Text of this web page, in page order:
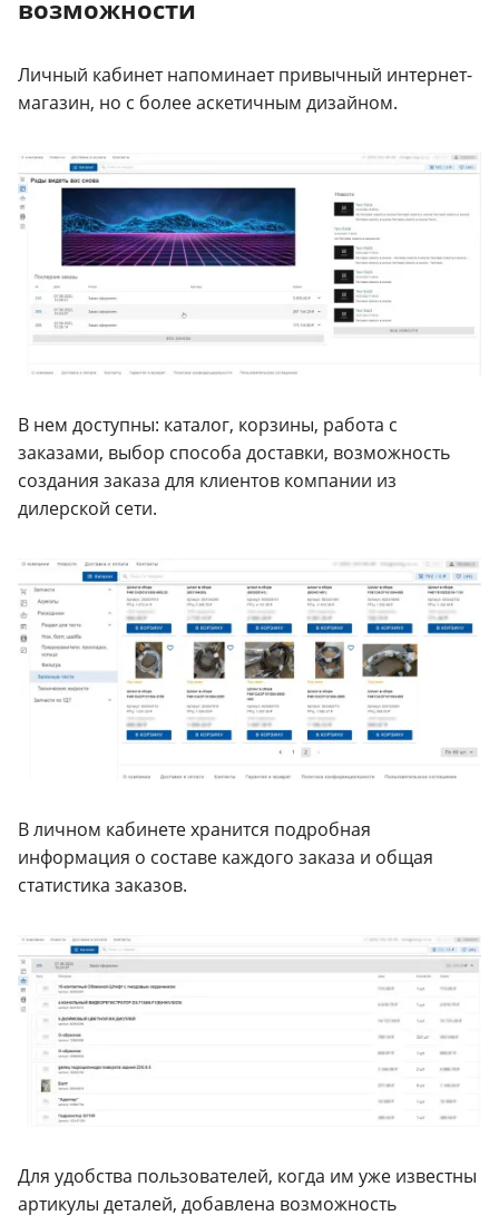
возможности
Личный кабинет напоминает привычный интернет-
магазин, но с более аскетичным дизайном.
В нем доступны: каталог, корзины, работа с
заказами, выбор способа доставки, возможность
создания заказа для клиентов компании из
дилерской сети.
В личном кабинете хранится подробная
информация о составе каждого заказа и общая
статистика заказов.
Для удобства пользователей, когда им уже известны
артикулы деталей, добавлена возможность